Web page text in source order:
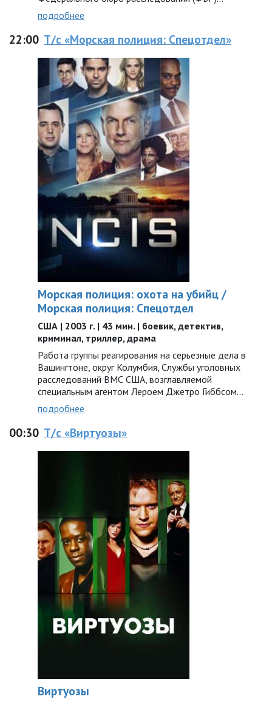
подробнее
22:00 Т/с «Морская полиция: Спецотдел»
Морская полиция: охота на убийц /
Морская полиция: Спецотдел
США | 2003 г. | 43 мин. | боевик, детектив,
криминал, триллер, драма
Работа группы реагирования на серьезные дела в
Вашингтоне, округ Колумбия, Службы уголовных
расследований ВМС США, возглавляемой
специальным агентом Лероем Джетро Гиббсом…
подробнее
00:30 Т/с «Виртуозы»
Виртуозы